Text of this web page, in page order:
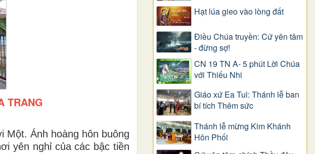
TRANG
Một. Ánh hoàng hôn buông
yên nghỉ của các bậc tiền
Hạt lúa gieo vào lòng đất
Điều Chúa truyền: Cứ yên tâm
- đừng sợ!
CN 19 TN A- 5 phút Lời Chúa
với Thiếu Nhi
Giáo xứ Ea Tul: Thánh lễ ban
bí tích Thêm sức
Thánh lễ mừng Kim Khánh
Hôn Phối